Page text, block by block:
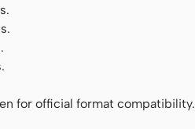
for official format compatibility.